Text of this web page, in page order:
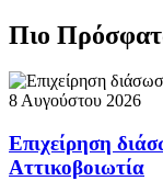
Πιο
8 Αυγούστου 2026
Επιχείρηση
Αττικοβοιωτία